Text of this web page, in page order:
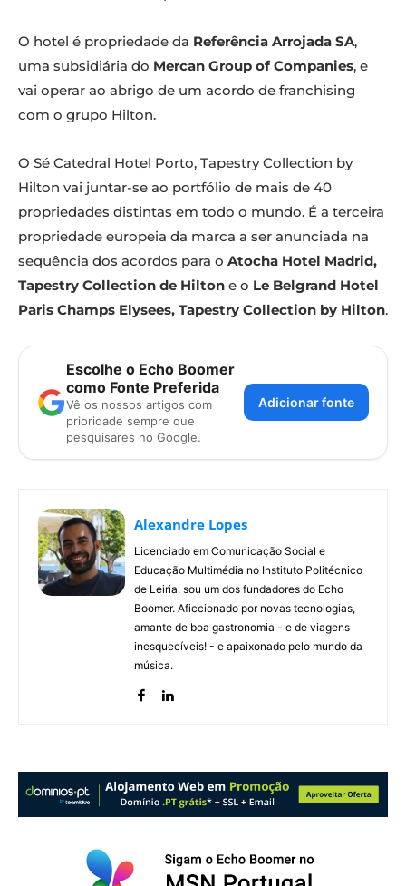
O hotel é propriedade da Referência Arrojada SA,
uma subsidiária do Mercan Group of Companies, e
vai operar ao abrigo de um acordo de franchising
com o grupo Hilton.
O Sé Catedral Hotel Porto, Tapestry Collection by
Hilton vai juntar-se ao portfólio de mais de 40
propriedades distintas em todo o mundo. É a terceira
propriedade europeia da marca a ser anunciada na
sequência dos acordos para o Atocha Hotel Madrid,
Tapestry Collection de Hilton e o Le Belgrand Hotel
Paris Champs Elysees, Tapestry Collection by Hilton.
Escolhe o Echo Boomer
como Fonte Preferida
Vê os nossos artigos com
prioridade sempre que
pesquisares no Google.
Adicionar fonte
Alexandre Lopes
Licenciado em Comunicação Social e
Educação Multimédia no Instituto Politécnico
de Leiria, sou um dos fundadores do Echo
Boomer. Aficcionado por novas tecnologias,
amante de boa gastronomia - e de viagens
inesquecíveis! - e apaixonado pelo mundo da
música.